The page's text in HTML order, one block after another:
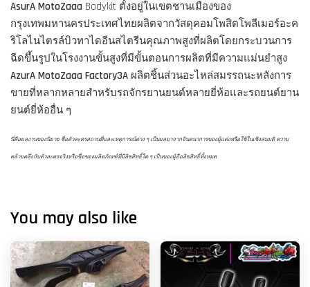
AsurA MotoZaaa Bodykit ตั้งอยู่ในเขตชานเมืองของ
กรุงเทพมหานครประเทศไทยผลิตจากวัสดุคอมโพสิตโพลีเมอร์อะค
ริโลไนไตรล์บิวทาไดอีนสไตรีนคุณภาพสูงที่ผลิตโดยกระบวนการ
ฉีดขึ้นรูปในโรงงานขั้นสูงที่มีขั้นตอนการผลิตที่มีความแม่นยำสูง
AzurA MotoZaaa Factory3A ผลิตชิ้นส่วนอะไหล่สมรรถนะหลังการ
ขายที่หลากหลายสำหรับรถจักรยานยนต์หลายยี่ห้อและรถยนต์ยาน
ยนต์ยี่ห้ออื่น ๆ
นี่คือผลงานของนิยาย ชื่อตัวละครสถานที่และเหตุการณ์ต่าง ๆ เป็นผลมาจากจินตนาการของผู้แต่งหรือใช้ในเชิงสมมติ ความ
คล้ายคลึงกับตัวละครจริงหรือชื่อของผลิตภัณฑ์ที่มีลิขสิทธิ์ใด ๆ เป็นของผู้ถือลิขสิทธิ์ทั้งหมด
You may also like